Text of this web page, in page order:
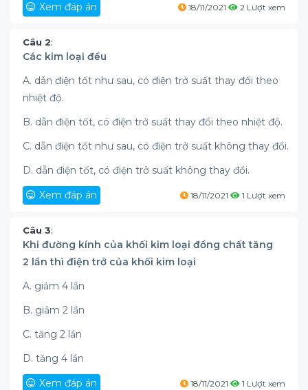
Xem đáp án
18/11/2021 2 Lượt xem
Câu 2:
Các kim loại đều
A. dẫn điện tốt như sau, có điện trở suất thay đổi theo
nhiệt độ.
B. dẫn điện tốt, có điện trở suất thay đổi theo nhiệt độ.
C. dẫn điện tốt như sau, có điện trở suất không thay đổi.
D. dẫn điện tốt, có điện trở suất không thay đổi.
Xem đáp án
18/11/2021 1 Lượt xem
Câu 3:
Khi đường kính của khối kim loại đồng chất tăng
2 lần thì điện trở của khối kim loại
A. giảm 4 lần
B. giảm 2 lần
C. tăng 2 lần
D. tăng 4 lần
Xem đáp án
18/11/2021 1 Lượt xem